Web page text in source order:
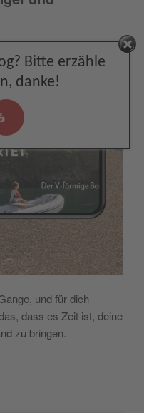
und für dich
dass es Zeit ist, deine
zu bringen.
Bitte erzähle
danke!